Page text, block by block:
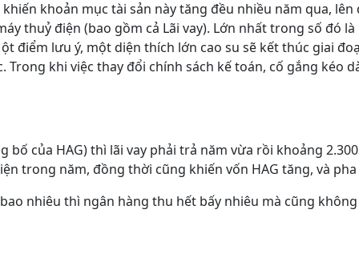
khoản mục tài sản này tăng đều nhiều năm qua,
thuỷ điện (bao gồm cả Lãi vay). Lớn nhất trong số đó
lưu ý, một diện thích lớn cao su sẽ kết thúc giai
khi việc thay đổi chính sách kế toán, cố gắng
của HAG) thì lãi vay phải trả năm vừa rồi khoảng
trong năm, đồng thời cũng khiến vốn HAG tăng, và
nhiêu thì ngân hàng thu hết bấy nhiêu mà cũng